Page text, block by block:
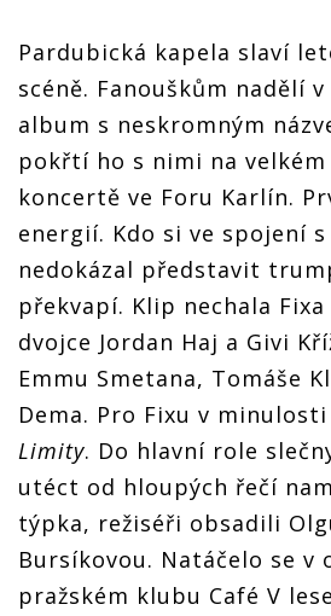
Pardubická kapela slaví
scéně. Fanouškům nadělí
album s neskromným
pokřtí ho s nimi na
koncertě ve Foru Karlín.
energií. Kdo si ve spojení
nedokázal představit
překvapí. Klip nechala
dvojce Jordan Haj a Givi
Emmu Smetana, Tomáše
Dema. Pro Fixu v
Limity. Do hlavní role
utéct od hloupých řečí
týpka, režiséři obsadili
Bursíkovou. Natáčelo se v
pražském klubu Café V